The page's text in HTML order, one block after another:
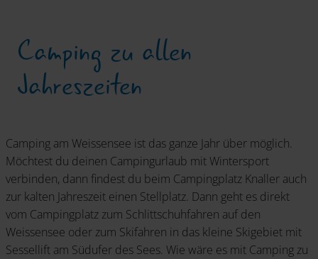
Camping zu allen
Jahreszeiten
Camping am Weissensee ist das ganze Jahr über möglich.
Möchtest du deinen Campingurlaub mit Wintersport
verbinden, dann findest du beim Campingplatz Knaller auch
zur kalten Jahreszeit einen Stellplatz. Dann geht es direkt
vom Campingplatz zum Schlittschuhfahren auf den
Weissensee oder zum Skifahren in das kleine Skigebiet mit
Sessellift am Südufer des Sees. Wie wäre es mit Camping zu